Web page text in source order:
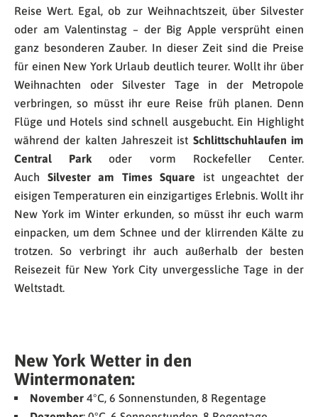
Reise Wert. Egal, ob zur Weihnachtszeit, über Silvester
oder am Valentinstag – der Big Apple versprüht einen
ganz besonderen Zauber. In dieser Zeit sind die Preise
für einen New York Urlaub deutlich teurer. Wollt ihr über
Weihnachten oder Silvester Tage in der Metropole
verbringen, so müsst ihr eure Reise früh planen. Denn
Flüge und Hotels sind schnell ausgebucht. Ein Highlight
während der kalten Jahreszeit ist Schlittschuhlaufen im
Central Park oder vorm Rockefeller Center.
Auch Silvester am Times Square ist ungeachtet der
eisigen Temperaturen ein einzigartiges Erlebnis. Wollt ihr
New York im Winter erkunden, so müsst ihr euch warm
einpacken, um dem Schnee und der klirrenden Kälte zu
trotzen. So verbringt ihr auch außerhalb der besten
Reisezeit für New York City unvergessliche Tage in der
Weltstadt.
New York Wetter in den
Wintermonaten:
November 4°C, 6 Sonnenstunden, 8 Regentage